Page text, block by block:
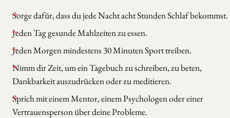
Sorge dafür, dass du jede Nacht acht Stunden Schlaf bekommst.
Jeden Tag gesunde Mahlzeiten zu essen.
Jeden Morgen mindestens 30 Minuten Sport treiben.
Nimm dir Zeit, um ein Tagebuch zu schreiben, zu beten,
Dankbarkeit auszudrücken oder zu meditieren.
Sprich mit einem Mentor, einem Psychologen oder einer
Vertrauensperson über deine Probleme.